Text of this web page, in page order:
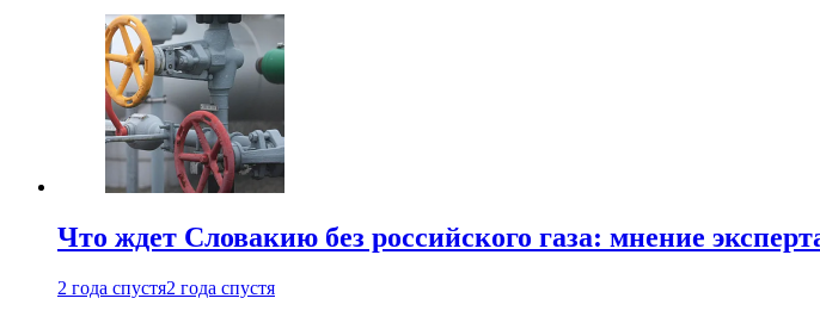
Что ждет Словакию без российского газа: мнение
2 года спустя2 года спустя